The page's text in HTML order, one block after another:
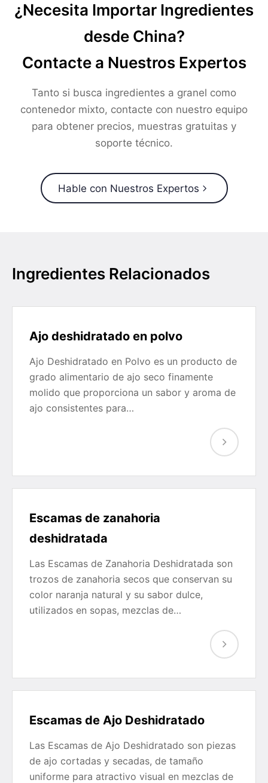
¿Necesita Importar Ingredientes
desde China?
Contacte a Nuestros Expertos
Tanto si busca ingredientes a granel como
contenedor mixto, contacte con nuestro equipo
para obtener precios, muestras gratuitas y
soporte técnico.
Hable con Nuestros Expertos
Ingredientes Relacionados
Ajo deshidratado en polvo
Ajo Deshidratado en Polvo es un producto de
grado alimentario de ajo seco finamente
molido que proporciona un sabor y aroma de
ajo consistentes para…
Escamas de zanahoria
deshidratada
Las Escamas de Zanahoria Deshidratada son
trozos de zanahoria secos que conservan su
color naranja natural y su sabor dulce,
utilizados en sopas, mezclas de…
Escamas de Ajo Deshidratado
Las Escamas de Ajo Deshidratado son piezas
de ajo cortadas y secadas, de tamaño
uniforme para atractivo visual en mezclas de